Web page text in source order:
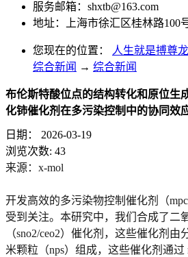
服务邮箱： shxtb@163.com
地址：上海市徐汇区桂林路100
您现在的位置： 人生就是搏尊
综合新闻 → 综合新闻
布伦斯特酸位点的结构转化和原位生
化铈催化剂在多污染控制中的协同效
日期：
2026-03-19
浏览次数: 43
来源：x-mol
开发高效的多污染物控制催化剂（
受到关注。本研究中，我们合成了二
（sno2/ceo2）催化剂，这些催化剂由
米颗粒（nps）组成，这些催化剂通过